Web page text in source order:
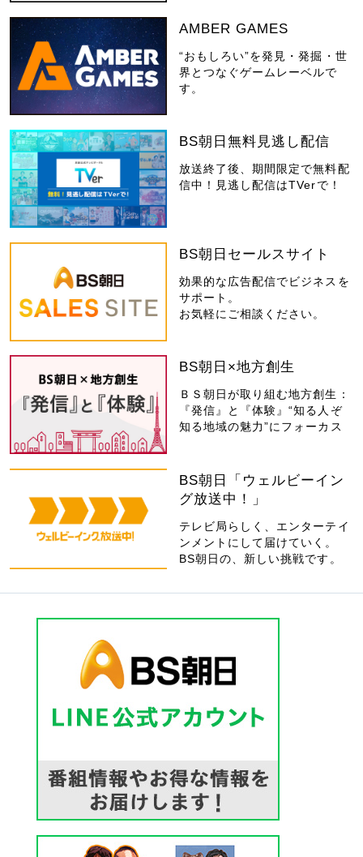
AMBER GAMES
“おもしろい”を発見・発掘・世
界とつなぐゲームレーベルで
す。
BS朝日無料見逃し配信
放送終了後、期間限定で無料配
信中！見逃し配信はTVerで！
BS朝日セールスサイト
効果的な広告配信でビジネスを
サポート。
お気軽にご相談ください。
BS朝日×地方創生
ＢＳ朝日が取り組む地方創生：
『発信』と『体験』“知る人ぞ
知る地域の魅力”にフォーカス
BS朝日「ウェルビーイン
グ放送中！」
テレビ局らしく、エンターテイ
ンメントにして届けていく。
BS朝日の、新しい挑戦です。